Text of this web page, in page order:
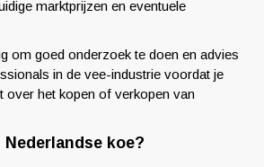
marktprijzen en eventuele
om goed onderzoek te doen en advies
in de vee-industrie voordat je
over het kopen of verkopen van
Nederlandse koe?